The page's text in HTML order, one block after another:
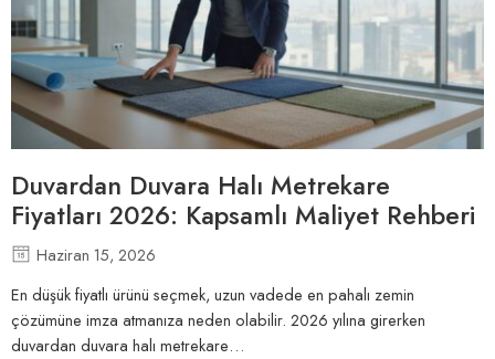
Duvardan Duvara Halı Metrekare
Fiyatları 2026: Kapsamlı Maliyet Rehberi
Haziran 15, 2026
En düşük fiyatlı ürünü seçmek, uzun vadede en pahalı zemin
çözümüne imza atmanıza neden olabilir. 2026 yılına girerken
duvardan duvara halı metrekare…